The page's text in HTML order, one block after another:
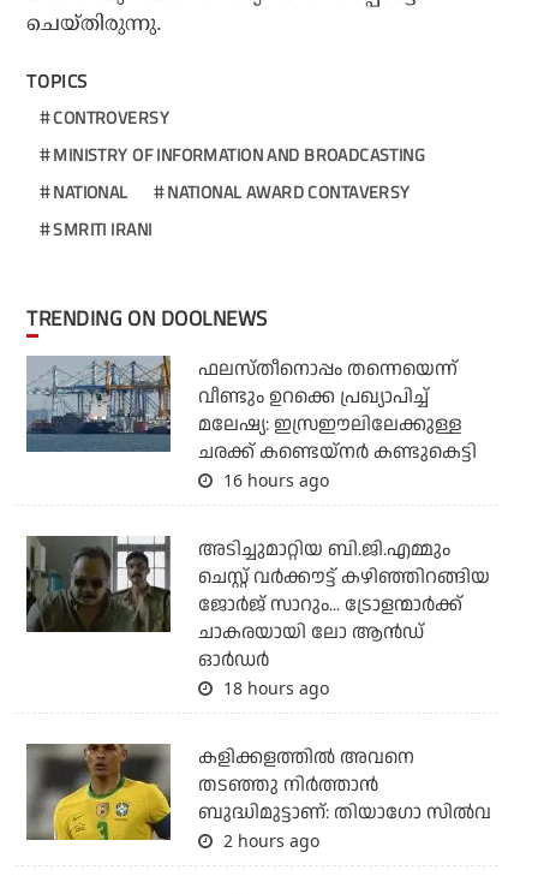
ചെയ്തിരുന്നു.
TOPICS
CONTROVERSY
MINISTRY OF INFORMATION AND BROADCASTING
NATIONAL
NATIONAL AWARD CONTAVERSY
SMRITI IRANI
TRENDING ON DOOLNEWS
ഫലസ്തീനൊപ്പം തന്നെയെന്ന്
വീണ്ടും ഉറക്കെ പ്രഖ്യാപിച്ച്
മലേഷ്യ: ഇസ്രഈലിലേക്കുള്ള
ചരക്ക് കണ്ടെയ്‌നര്‍ കണ്ടുകെട്ടി
16 hours ago
അടിച്ചുമാറ്റിയ ബി.ജി.എമ്മും
ചെസ്റ്റ് വര്‍ക്കൗട്ട് കഴിഞ്ഞിറങ്ങിയ
ജോര്‍ജ് സാറും... ട്രോളന്മാര്‍ക്ക്
ചാകരയായി ലോ ആന്‍ഡ്
ഓര്‍ഡര്‍
18 hours ago
കളിക്കളത്തില്‍ അവനെ
തടഞ്ഞു നിര്‍ത്താന്‍
ബുദ്ധിമുട്ടാണ്: തിയാഗോ സില്‍വ
2 hours ago